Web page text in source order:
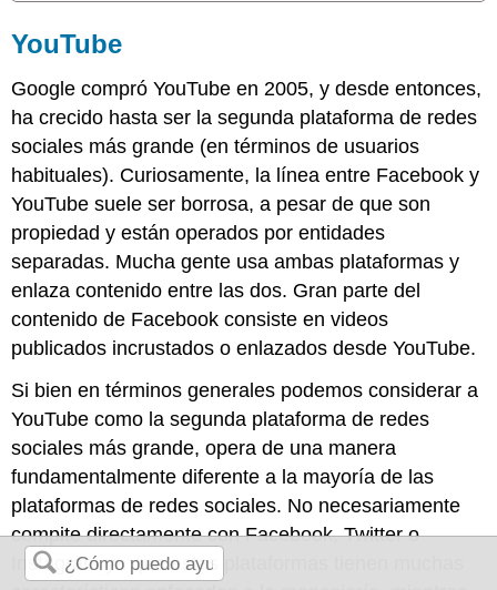
YouTube
Google compró YouTube en 2005, y desde entonces,
ha crecido hasta ser la segunda plataforma de redes
sociales más grande (en términos de usuarios
habituales). Curiosamente, la línea entre Facebook y
YouTube suele ser borrosa, a pesar de que son
propiedad y están operados por entidades
separadas. Mucha gente usa ambas plataformas y
enlaza contenido entre las dos. Gran parte del
contenido de Facebook consiste en videos
publicados incrustados o enlazados desde YouTube.
Si bien en términos generales podemos considerar a
YouTube como la segunda plataforma de redes
sociales más grande, opera de una manera
fundamentalmente diferente a la mayoría de las
plataformas de redes sociales. No necesariamente
compite directamente con Facebook, Twitter o
Instagram ya que estas plataformas tienen muchas